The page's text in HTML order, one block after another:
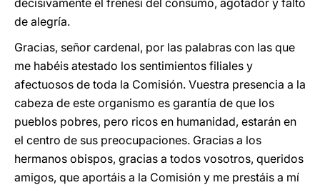
decisivamente el frenesí del consu­mo, agotador y falto
de alegría.
Gracias, señor cardenal, por las palabras con las que
me habéis atestado los sentimientos filiales y
afectuosos de toda la Comisión. Vuestra presencia a la
cabeza de este organismo es garantía de que los
pueblos pobres, pero ricos en humanidad, estarán en
el centro de sus preocupaciones. Gracias a los
hermanos obispos, gracias a todos vosotros, queridos
amigos, que aportáis a la Comisión y me prestáis a mí